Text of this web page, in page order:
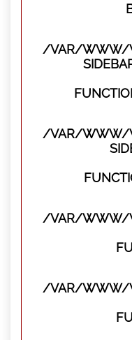
/VAR/WWW/
/VAR/WWW/
/VAR/WWW/
/VAR/WWW/